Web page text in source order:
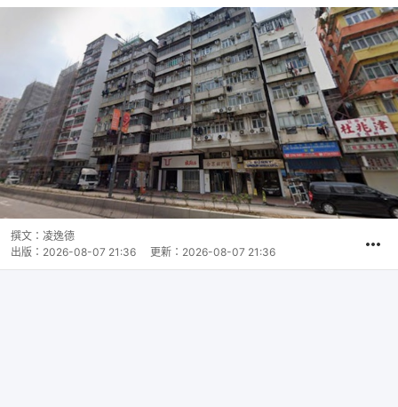
撰文： 凌逸德
出版： 2026-08-07 21:36 更新： 2026-08-07 21:36